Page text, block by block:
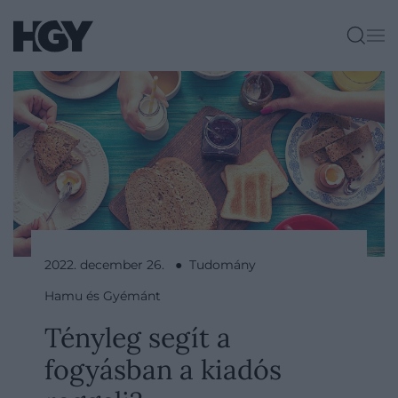
2022. december 26. ● Tudomány
Hamu és Gyémánt
Tényleg segít a
fogyásban a kiadós